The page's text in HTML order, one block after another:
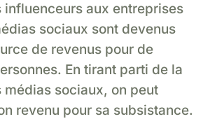
influenceurs aux entreprises
sociaux sont devenus
de revenus pour de
En tirant parti de la
médias sociaux, on peut
revenu pour sa subsistance.